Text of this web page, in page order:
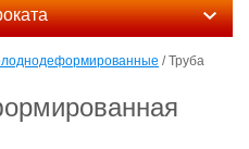
/ Труба